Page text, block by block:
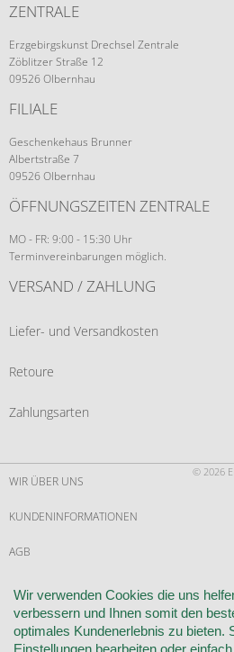
ZENTRALE
Erzgebirgskunst Drechsel Zentrale
Zöblitzer Straße 12
09526 Olbernhau
FILIALE
Geschenkehaus Brunner
Albertstraße 7
09526 Olbernhau
ÖFFNUNGSZEITEN ZENTRALE
MO - FR: 9:00 - 15:30 Uhr
Terminvereinbarungen möglich.
VERSAND / ZAHLUNG
Liefer- und Versandkosten
Retoure
Zahlungsarten
© 2026
WIR ÜBER UNS
KUNDENINFORMATIONEN
AGB
WIDERRUF
VERTRAG WIDERRUFEN
Wir verwenden Cookies die uns
verbessern und Ihnen somit den
optimales Kundenerlebnis zu bieten.
Einstellungen bearbeiten oder